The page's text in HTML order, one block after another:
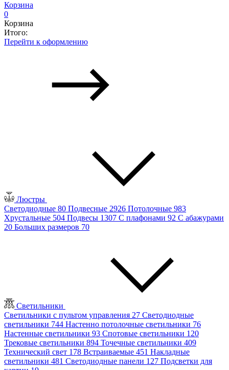
Корзина
0
Корзина
Итого:
Перейти к оформлению
Люстры
Светодиодные 80 Подвесные 2926 Потолочные 983
Хрустальные 504 Подвесы 1307 С плафонами 92 С абажурами
20 Больших размеров 70
Светильники
Светильники с пультом управления 27 Светодиодные
светильники 744 Настенно потолочные светильники 76
Настенные светильники 93 Спотовые светильники 120
Трековые светильники 894 Точечные светильники 409
Технический свет 178 Встраиваемые 451 Накладные
светильники 481 Светодиодные панели 127 Подсветки для